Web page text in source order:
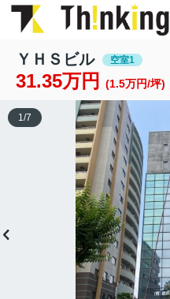
ＹＨＳビル 空室1
31.35万円 (1.5万円/坪)
1/7